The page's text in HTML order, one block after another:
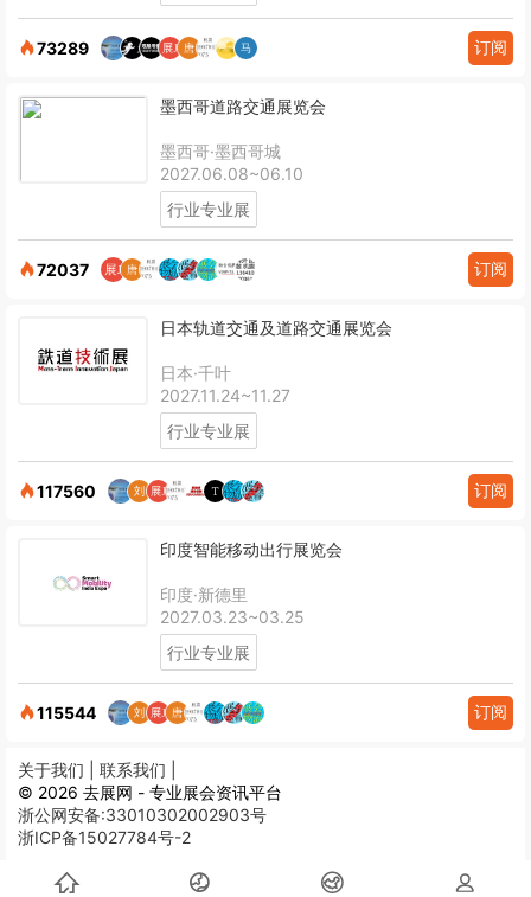
73289 订阅
墨西哥道路交通展览会
墨西哥·墨西哥城
2027.06.08~06.10
行业专业展
72037 订阅
日本轨道交通及道路交通展览会
日本·千叶
2027.11.24~11.27
行业专业展
117560 订阅
印度智能移动出行展览会
印度·新德里
2027.03.23~03.25
行业专业展
115544 订阅
关于我们 | 联系我们 |
© 2026 去展网 - 专业展会资讯平台
浙公网安备:33010302002903号
浙ICP备15027784号-2